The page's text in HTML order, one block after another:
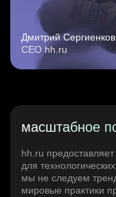
Дмитрий Сергиенков
CEO hh.ru
масштабное
hh.ru
для
мы не следуем
мировые практики